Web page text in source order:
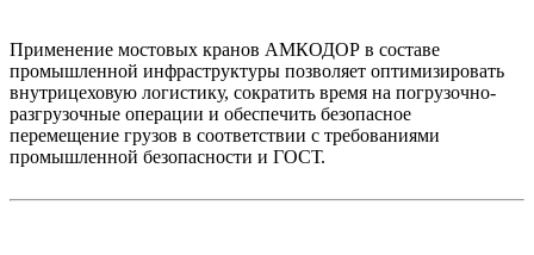
Применение мостовых кранов АМКОДОР в составе
промышленной инфраструктуры позволяет оптимизировать
внутрицеховую логистику, сократить время на погрузочно-
разгрузочные операции и обеспечить безопасное
перемещение грузов в соответствии с требованиями
промышленной безопасности и ГОСТ.